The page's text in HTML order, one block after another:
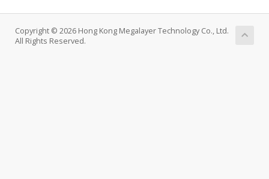
Copyright © 2026 Hong Kong Megalayer Technology Co., Ltd.
All Rights Reserved.